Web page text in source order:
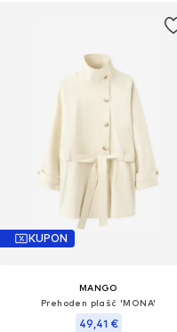
KUPON
MANGO
Prehoden plašč 'MONA'
49,41 €